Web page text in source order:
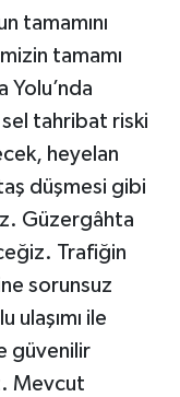
tamamını
tamamı
Yolu’nda
tahribat riski
heyelan
düşmesi gibi
Güzergâhta
Trafiğin
sorunsuz
ulaşımı ile
güvenilir
Mevcut